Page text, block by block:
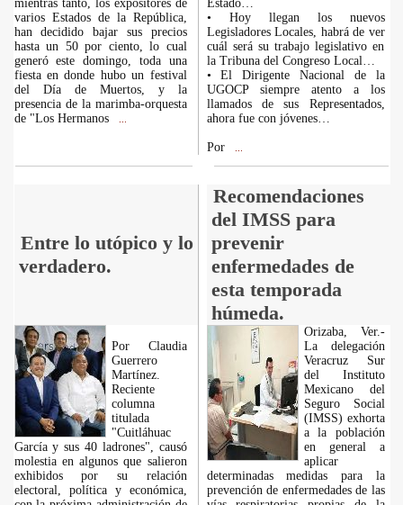
mientras tanto, los expositores de
varios Estados de la República,
han decidido bajar sus precios
hasta un 50 por ciento, lo cual
generó este domingo, toda una
fiesta en donde hubo un festival
del Día de Muertos, y la
presencia de la marimba-orquesta
de "Los Hermanos
Estado…
• Hoy llegan los nuevos
Legisladores Locales, habrá de ver
cuál será su trabajo legislativo en
la Tribuna del Congreso Local…
• El Dirigente Nacional de la
UGOCP siempre atento a los
llamados de sus Representados,
ahora fue con jóvenes…
Por
Entre lo utópico y lo
verdadero.
Recomendaciones
del IMSS para
prevenir
enfermedades de
esta temporada
húmeda.
Por Claudia
Guerrero
Martínez.
Reciente
columna
titulada
"Cuitláhuac
García y sus 40 ladrones", causó
molestia en algunos que salieron
exhibidos por su relación
electoral, política y económica,
Orizaba, Ver.-
La delegación
Veracruz Sur
del Instituto
Mexicano del
Seguro Social
(IMSS) exhorta
a la población
en general a
aplicar
determinadas medidas para la
prevención de enfermedades de las